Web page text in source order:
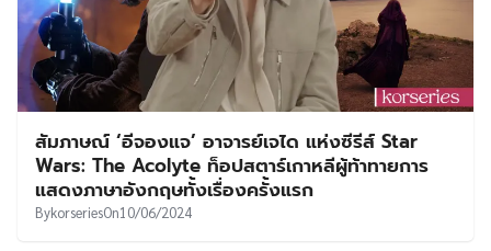
สัมภาษณ์ ‘อีจองแจ’ อาจารย์เจได แห่งซีรีส์ Star
Wars: The Acolyte ท็อปสตาร์เกาหลีผู้ท้าทายการ
แสดงภาษาอังกฤษทั้งเรื่องครั้งแรก
BykorseriesOn10/06/2024